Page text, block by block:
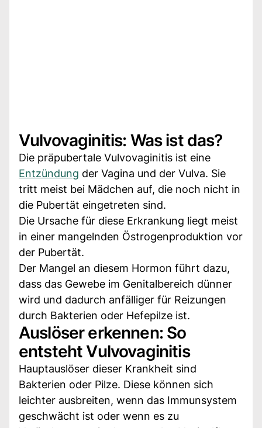
Vulvovaginitis: Was ist das?
Die präpubertale Vulvovaginitis ist eine
Entzündung der Vagina und der Vulva. Sie
tritt meist bei Mädchen auf, die noch nicht in
die Pubertät eingetreten sind.
Die Ursache für diese Erkrankung liegt meist
in einer mangelnden Östrogenproduktion vor
der Pubertät.
Der Mangel an diesem Hormon führt dazu,
dass das Gewebe im Genitalbereich dünner
wird und dadurch anfälliger für Reizungen
durch Bakterien oder Hefepilze ist.
Auslöser erkennen: So
entsteht Vulvovaginitis
Hauptauslöser dieser Krankheit sind
Bakterien oder Pilze. Diese können sich
leichter ausbreiten, wenn das Immunsystem
geschwächt ist oder wenn es zu